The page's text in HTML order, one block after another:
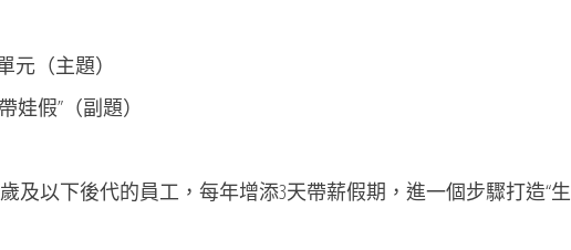
元（主題）
娃假”（副題）
及以下後代的員工，每年增添3天帶薪假期，進一個步驟打造“生